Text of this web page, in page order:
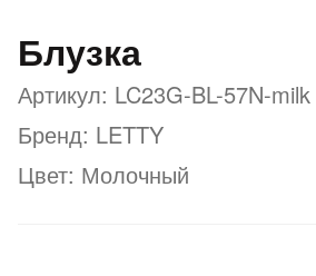
Блузка
Артикул: LC23G-BL-57N-milk
Бренд: LETTY
Цвет: Молочный
Подробнее
об оплате Плайтом
Остались вопросы?